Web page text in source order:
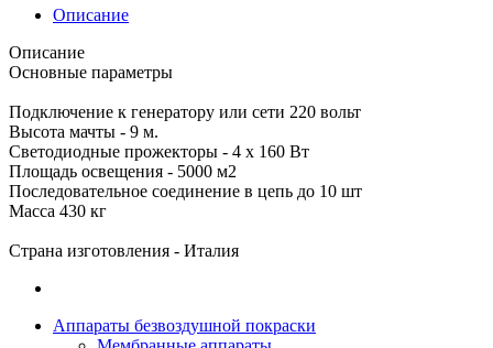
Описание
Описание
Основные параметры
Подключение к генератору или сети 220 вольт
Высота мачты - 9 м.
Светодиодные прожекторы - 4 х 160 Вт
Площадь освещения - 5000 м2
Последовательное соединение в цепь до 10 шт
Масса 430 кг
Страна изготовления - Италия
Аппараты безвоздушной покраски